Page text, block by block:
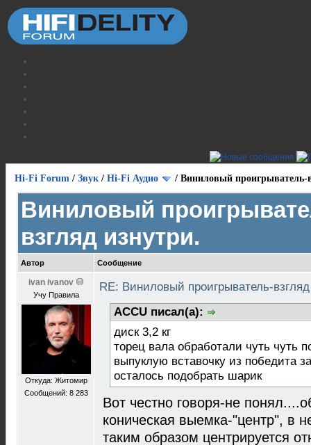
Hi-Fi Forum / Звук / Hi-Fi Аудио / Виниловый проигрыватель-
Виниловый
взгляд изнутри.
Автор Сообщение
ivan ivanov
Учу Правила
Откуда: Житомир
Сообщений: 8 283
RE: Виниловый проигрыватель-
ACCU писал(а):
диск 3,2 кг
торец вала обработали чуть чуть
выпуклую вставочку из победита
осталось подобрать шарик
Вот честно говоря-не
коническая выемка-"центр", в
таким образом центрируется